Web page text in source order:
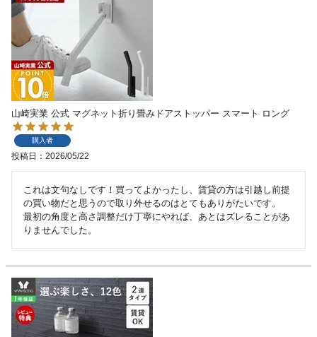
山崎実業 公式 マグネット折り畳みドアストッパー スマート ロング
購入者
投稿日 2026/05/22
これは文句なしです！買ってよかったし、賃貸の方は引越し前提
の買い物だと思うので取り外せるのはとてもありがたいです。
最初の角度と高さ調整だけ丁寧にやれば、あとはズレることがあ
りませんでした。